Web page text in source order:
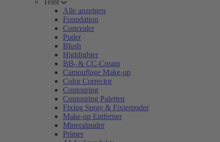
Teint
Alle anzeigen
Foundation
Concealer
Puder
Blush
Highlighter
BB- & CC-Cream
Camouflage Make-up
Color Corrector
Contouring
Contouring Paletten
Fixing Spray & Fixierpuder
Make-up Entferner
Mineralpuder
Primer